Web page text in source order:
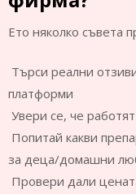
Ето няколко съвета
Търси реални
платформи
Увери се, че
Попитай какви
за деца/домашни
Провери дали